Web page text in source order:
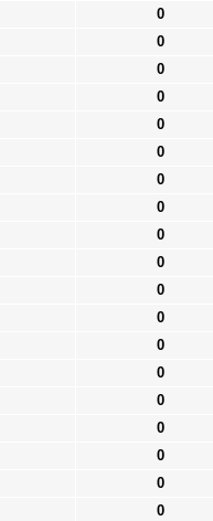
0
0
0
0
0
0
0
0
0
0
0
0
0
0
0
0
0
0
0